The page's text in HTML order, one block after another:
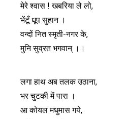
मेरे श्वास ! खबरिया ले लो,
भेंटूँ धूप सुहान ।
वन्दों नित स्मृती-नगर के,
मुनि सुव्रत भगवान् ।।
लगा हाथ अब तलक उठाना,
भर चुटकी में पारा ।
आ कोयल मधुमास गये,